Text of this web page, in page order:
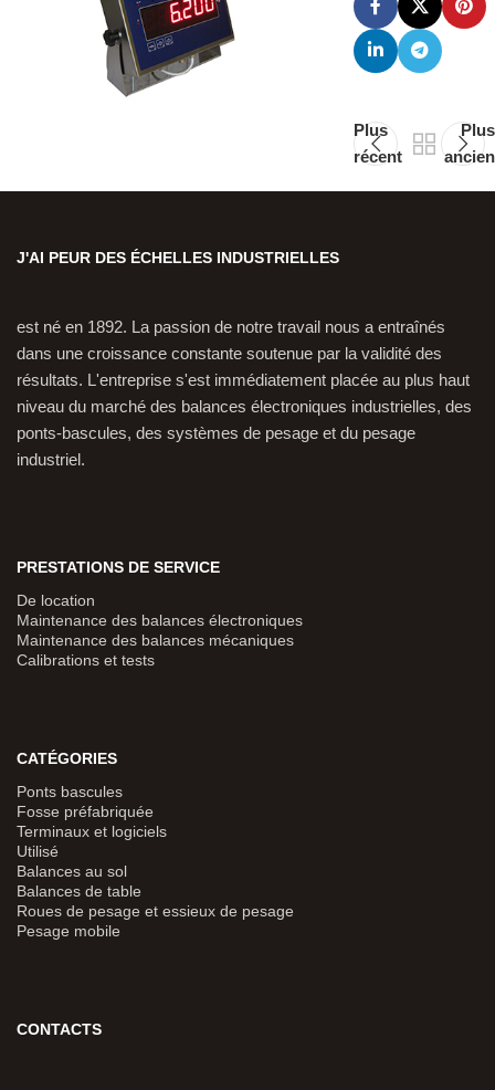
Plus
récent
Plus
ancien
J'AI PEUR DES ÉCHELLES INDUSTRIELLES
est né en 1892. La passion de notre travail nous a entraînés
dans une croissance constante soutenue par la validité des
résultats. L'entreprise s'est immédiatement placée au plus haut
niveau du marché des balances électroniques industrielles, des
ponts-bascules, des systèmes de pesage et du pesage
industriel.
PRESTATIONS DE SERVICE
De location
Maintenance des balances électroniques
Maintenance des balances mécaniques
Calibrations et tests
CATÉGORIES
Ponts bascules
Fosse préfabriquée
Terminaux et logiciels
Utilisé
Balances au sol
Balances de table
Roues de pesage et essieux de pesage
Pesage mobile
CONTACTS